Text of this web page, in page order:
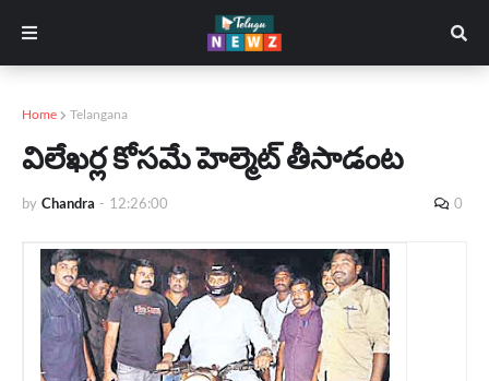
Home Telangana
విలేఖర్ల కోసమే హెల్మెట్ తీసాడంట
by Chandra - 12:26:00 0